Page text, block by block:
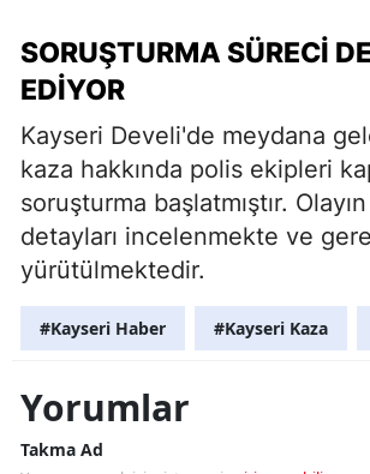
SORUŞTURMA SÜRECI
EDIYOR
Kayseri Develi'de meydana
kaza hakkında polis ekipleri
soruşturma başlatmıştır.
detayları incelenmekte ve
yürütülmektedir.
#Kayseri Haber #Kayseri Kaza
Yorumlar
Takma Ad